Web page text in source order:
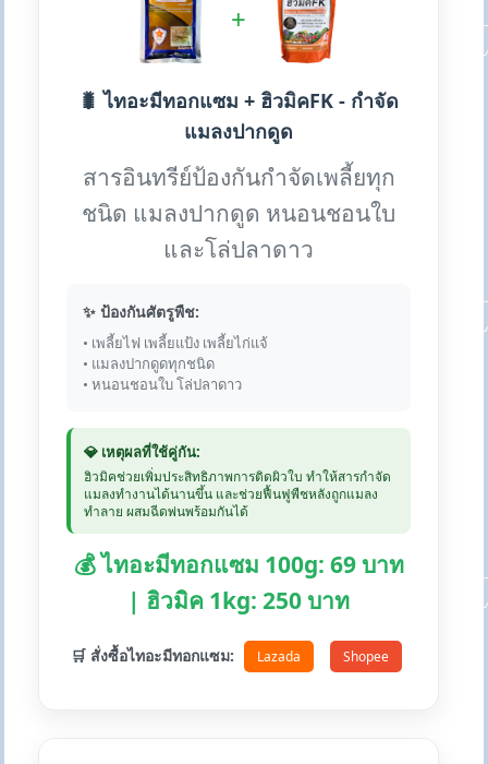
+
🐛 ไทอะมีทอกแซม + ฮิวมิคFK - กำจัด
แมลงปากดูด
สารอินทรีย์ป้องกันกำจัดเพลี้ยทุก
ชนิด แมลงปากดูด หนอนชอนใบ
และโล่ปลาดาว
✨ ป้องกันศัตรูพืช:
• เพลี้ยไฟ เพลี้ยแป้ง เพลี้ยไก่แจ้
• แมลงปากดูดทุกชนิด
• หนอนชอนใบ โล่ปลาดาว
💎 เหตุผลที่ใช้คู่กัน:
ฮิวมิคช่วยเพิ่มประสิทธิภาพการติดผิวใบ ทำให้สารกำจัด
แมลงทำงานได้นานขึ้น และช่วยฟื้นฟูพืชหลังถูกแมลง
ทำลาย ผสมฉีดพ่นพร้อมกันได้
💰 ไทอะมีทอกแซม 100g: 69 บาท
| ฮิวมิค 1kg: 250 บาท
🛒 สั่งซื้อไทอะมีทอกแซม: Lazada Shopee